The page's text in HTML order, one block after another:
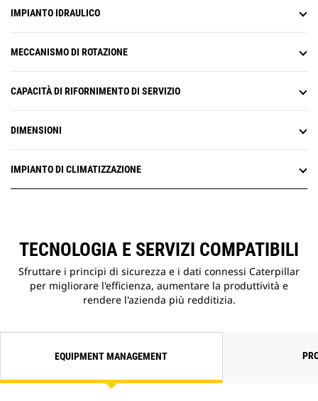
IMPIANTO IDRAULICO
MECCANISMO DI ROTAZIONE
CAPACITÀ DI RIFORNIMENTO DI SERVIZIO
DIMENSIONI
IMPIANTO DI CLIMATIZZAZIONE
TECNOLOGIA E SERVIZI COMPATIBILI
Sfruttare i principi di sicurezza e i dati connessi Caterpillar
per migliorare l'efficienza, aumentare la produttività e
rendere l'azienda più redditizia.
EQUIPMENT MANAGEMENT